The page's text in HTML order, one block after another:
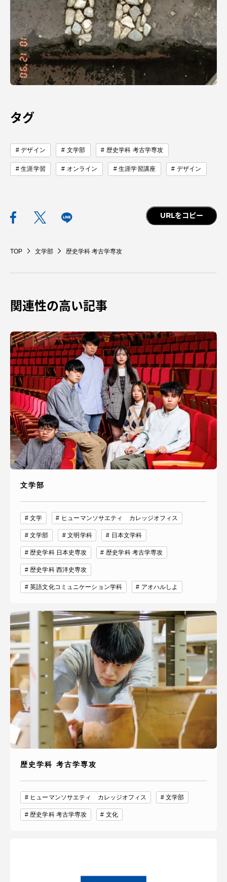
タグ
デザイン 文学部 歴史学科 考古学専攻
生涯学習 オンライン 生涯学習講座 デザイン
URLをコピー
TOP 文学部 歴史学科 考古学専攻
関連性の高い記事
文学部
文学 ヒューマンソサエティ カレッジオフィス
文学部 文明学科 日本文学科
歴史学科 日本史専攻 歴史学科 考古学専攻
歴史学科 西洋史専攻
英語文化コミュニケーション学科 アオハルしよ
歴史学科 考古学専攻
ヒューマンソサエティ カレッジオフィス 文学部
歴史学科 考古学専攻 文化
ニュースリリース
卒業にあたってのアンケート